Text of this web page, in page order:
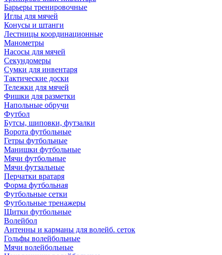
Барьеры тренировочные
Иглы для мячей
Конусы и штанги
Лестницы координационные
Манометры
Насосы для мячей
Секундомеры
Сумки для инвентаря
Тактические доски
Тележки для мячей
Фишки для разметки
Напольные обручи
Футбол
Бутсы, шиповки, футзалки
Ворота футбольные
Гетры футбольные
Манишки футбольные
Мячи футбольные
Мячи футзальные
Перчатки вратаря
Форма футбольная
Футбольные сетки
Футбольные тренажеры
Щитки футбольные
Волейбол
Антенны и карманы для волейб. сеток
Гольфы волейбольные
Мячи волейбольные